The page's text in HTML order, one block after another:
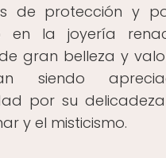
de protección y
en la joyería
gran belleza y
siendo
por su
y el misticismo.